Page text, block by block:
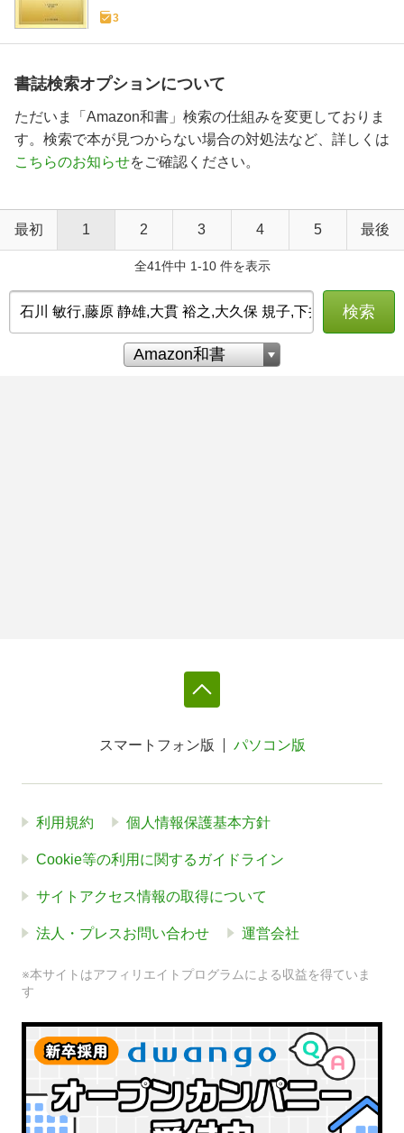
3
書誌検索オプションについて
ただいま「Amazon和書」検索の仕組みを変更しておりま
す。検索で本が見つからない場合の対処法など、詳しくは
こちらのお知らせをご確認ください。
最初 1 2 3 4 5 最後
全41件中 1-10 件を表示
検索
スマートフォン版 パソコン版
利用規約 個人情報保護基本方針
Cookie等の利用に関するガイドライン
サイトアクセス情報の取得について
法人・プレスお問い合わせ 運営会社
※本サイトはアフィリエイトプログラムによる収益を得ていま
す